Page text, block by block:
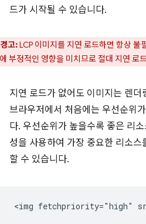
드가 시작될 수 있습니다.
경고:LCP 이미지를 지연 로드하면 항상 불
부정적인 영향을 미치므로 절대 지연 로
지연 로드가 없어도 이미지는 렌
브라우저에서 처음에는 우선순위
다. 우선순위가 높을수록 좋은 리소
성을 사용하여 가장 중요한 리소스
할 수 있습니다.